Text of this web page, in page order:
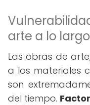
arte a lo
Las obras de
a los materiales
son
del tiempo.